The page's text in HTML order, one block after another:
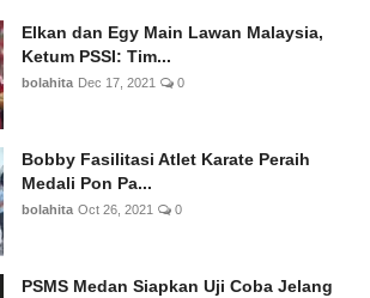
Elkan dan Egy Main Lawan Malaysia,
Ketum PSSI: Tim...
bolahita Dec 17, 2021 0
Bobby Fasilitasi Atlet Karate Peraih
Medali Pon Pa...
bolahita Oct 26, 2021 0
PSMS Medan Siapkan Uji Coba Jelang